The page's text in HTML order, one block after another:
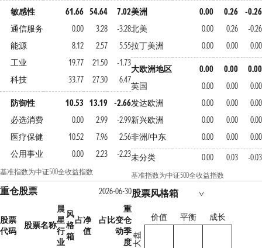
敏感性 61.66 54.64
7.02
通信服务
0.00 3.28
-3.28
能源
8.12 2.57
5.55
工业
19.77 21.50
-1.73
科技
33.77 27.30 6.47
防御性 10.53 13.19
-2.66
必选消费
0.00 2.99
-2.99
医疗保健
10.52 7.96
2.56
公用事业
0.00 2.23 -2.23
基准指数为中证500全收益指数
美洲 0.00 0.26
-0.26
北美
0.00 0.26
-0.26
拉丁美洲
0.00 0.00 0.00
大欧洲地区 0.00 0.00
0.00
英国
0.00 0.00
0.00
发达欧洲
0.00 0.00
0.00
新兴欧洲
0.00 0.00
0.00
非洲/中东
0.00 0.00
0.00
未分类
0.00 0.03 -0.03
基准指数为中证500全收益指数
重仓股票 2026-06-30
股票
代码
股票名称
晨
星
行
业
风
格
箱
占净
值
占比变
动
重
仓
季
度
股票风格箱
价值 平衡 成长
大盘